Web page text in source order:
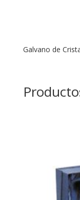
Galvano de